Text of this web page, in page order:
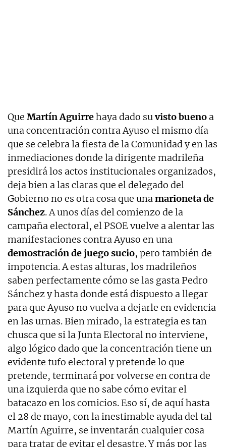
Que Martín Aguirrehaya dado suvisto bueno a
una concentración contra Ayuso el mismo día
que se celebra la fiesta de la Comunidad y en las
inmediaciones donde la dirigente madrileña
presidirá los actos institucionales organizados,
deja bien a las claras que el delegado del
Gobierno no es otra cosa que unamarioneta de
Sánchez. A unos días del comienzo de la
campaña electoral, el PSOE vuelve a alentar las
manifestaciones contra Ayuso en una
demostración de juego sucio, pero también de
impotencia. A estas alturas, los madrileños
saben perfectamente cómo se las gasta Pedro
Sánchez y hasta donde está dispuesto a llegar
para que Ayuso no vuelva a dejarle en evidencia
en las urnas. Bien mirado, la estrategia es tan
chusca que si la Junta Electoral no interviene,
algo lógico dado que la concentración tiene un
evidente tufo electoral y pretende lo que
pretende, terminará por volverse en contra de
una izquierda que no sabe cómo evitar el
batacazo en los comicios. Eso sí, de aquí hasta
el 28 de mayo, con la inestimable ayuda del tal
Martín Aguirre, se inventarán cualquier cosa
para tratar de evitar el desastre. Y más por las